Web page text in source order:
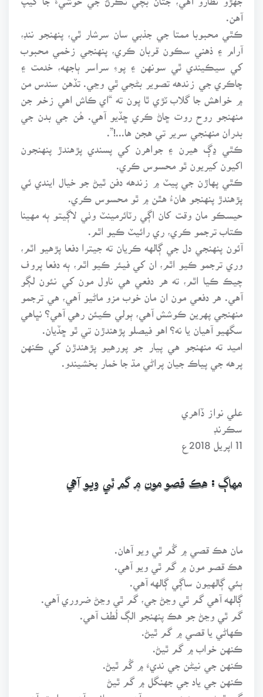
آهن.
ڪٿي محبوبا ممتا جي جذبي سان سرشار ٿي، پنهنجو ننڊ،
آرام ۽ ذهني سڪون قربان ڪري، پنهنجي زخمي محبوب
کي سيڪيندي ٿي سونهن ۽ پوءِ سراسر ٻاجهه، خدمت ۽
چاڪري جي زندهه تصوير بڻجي ٿي وڃي. تڏهن سندس من
۾ خواهش جا گلاب ٽڙي ٿا پون ته “اي ڪاش اهي زخم جن
منهنجو روح روت ڇاڻ ڪري ڇڏيو آهي. هُن جي بدن جي
بدران منهنجي سرير تي هجن ها...!”.
ڪٿي ڍڳ هيرن ۽ جواهرن کي پسندي پڙهندڙ پنهنجون
اکيون کيريون ٿو محسوس ڪري.
ڪٿي پهاڙن جي پيٽ ۾ زندهه دفن ٿيڻ جو خيال ايندي ئي
پڙهندڙ پنهنجو هانءُ هٿن ۾ ٿو محسوس ڪري.
حيسڪو مان وقت کان اڳي رٽائرمينٽ وٺي لاڳيتو ٻه مهينا
ڪتاب ترجمو ڪري، ري رائيٽ ڪيو اٿم.
آئون پنهنجي دل جي ڳالهه ڪريان ته جيترا دفعا پڙهيو اٿم،
وري ترجمو ڪيو اٿم، ان کي فيئر ڪيو اٿم، ٻه دفعا پروف
چيڪ ڪيا اٿم، ته هر دفعي هي ناول مون کي نئون لڳو
آهي. هر دفعي مون ان مان خوب مزو ماڻيو آهي، هي ترجمو
منهنجي پهرين ڪوشش آهي، ٻولي ڪيئن رهي آهي؟ نڀاهي
سگهيو آهيان يا نه؟ اهو فيصلو پڙهندڙن تي ٿو ڇڏيان.
اميد ته منهنجو هي پيار جو پورهيو پڙهندڙن کي ڪنهن
پرهه جي پياڪ جيان پراڻي مڌ جا خمار بخشيندو.
علي نواز ڏاهري
11 اپريل 2018ع
مهاڳ : هڪ قصو مون ۾ گم ٿي ويو آهي
مان هڪ قصي ۾ گُم ٿي ويو آهان.
هڪ قصو مون ۾ گم ٿي ويو آهي.
ٻئي ڳالهيون ساڳي ڳالهه آهي.
ڳالهه آهي گم ٿي وڃڻ جي، گم ٿي وڃڻ ضروري آهي.
گم ٿي وڃڻ جو هڪ پنهنجو الڳ لُطف آهي.
ڪهاڻي يا قصي ۾ گم ٿيڻ.
ڪنهن خواب ۾ گم ٿيڻ.
ڪنهن جي نيڻن جي نديءَ ۾ گُم ٿيڻ.
ڪنهن جي ياد جي جهنگل ۾ گم ٿيڻ
گم ٿيڻ جو پنهنجو حسن آهي، رومانس آهي، راحت آهي.